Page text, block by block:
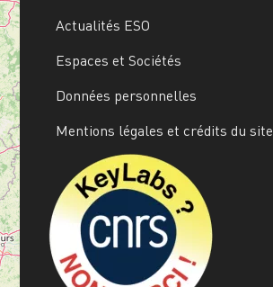
Actualités ESO
Espaces et Sociétés
Données personnelles
Mentions légales et crédits du site